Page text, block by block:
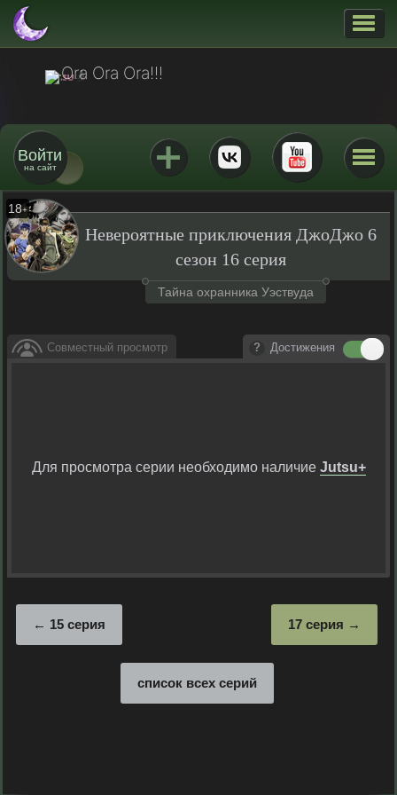
Ora Ora Ora!!!
Войти
на сайт
18+
Невероятные приключения ДжоДжо 6
сезон 16 серия
Тайна охранника Уэствуда
Совместный просмотр Достижения
Для просмотра серии необходимо наличие Jutsu+
17 серия
15 серия
список всех серий